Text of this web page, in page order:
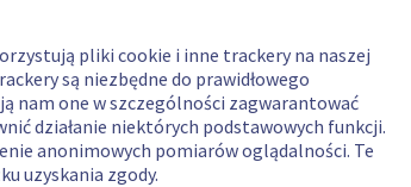
pliki cookie i inne trackery na naszej
są niezbędne do prawidłowego
nam one w szczególności zagwarantować
działanie niektórych podstawowych funkcji.
anonimowych pomiarów oglądalności. Te
uzyskania zgody.